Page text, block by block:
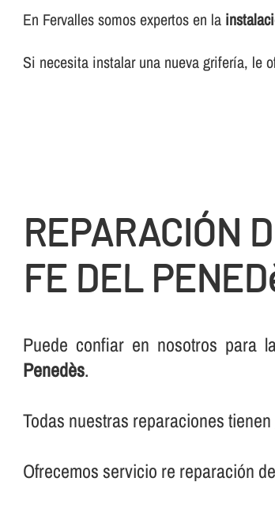
En Fervalles somos expertos en la
Si necesita instalar una nueva griferí­a, le
REPARACIÓN
FE DEL
Puede confiar en nosotros para
Penedès.
Todas nuestras reparaciones
Ofrecemos servicio re reparación